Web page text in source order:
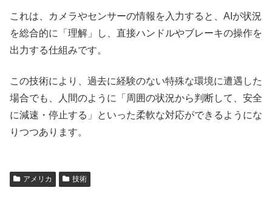
これは、カメラやセンサーの情報を入力すると、AIが状況
を総合的に「理解」し、直接ハンドルやブレーキの操作を
出力する仕組みです。
この技術により、過去に経験のない特殊な環境に遭遇した
場合でも、人間のように「周囲の状況から判断して、安全
に減速・停止する」といった柔軟な対応ができるようにな
りつつあります。
アメリカ 技術